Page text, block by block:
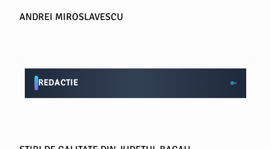
ANDREI MIROSLAVESCU
REDACTIE